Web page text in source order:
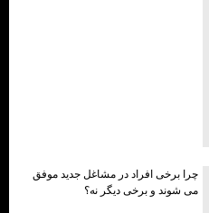
چرا برخی افراد در مشاغل جدید موفق
می شوند و برخی دیگر نه؟